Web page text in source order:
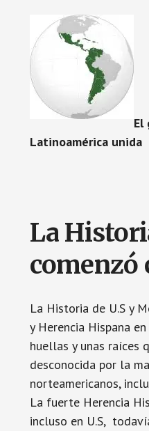
El
Latinoamérica unida
La
comenzó
La Historia de U.S y
y Herencia Hispana
huellas y unas raíces
desconocida por la
norteamericanos,
La fuerte Herencia
incluso en U.S,